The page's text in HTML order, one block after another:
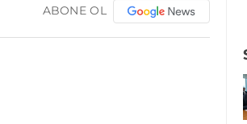
ABONE OL